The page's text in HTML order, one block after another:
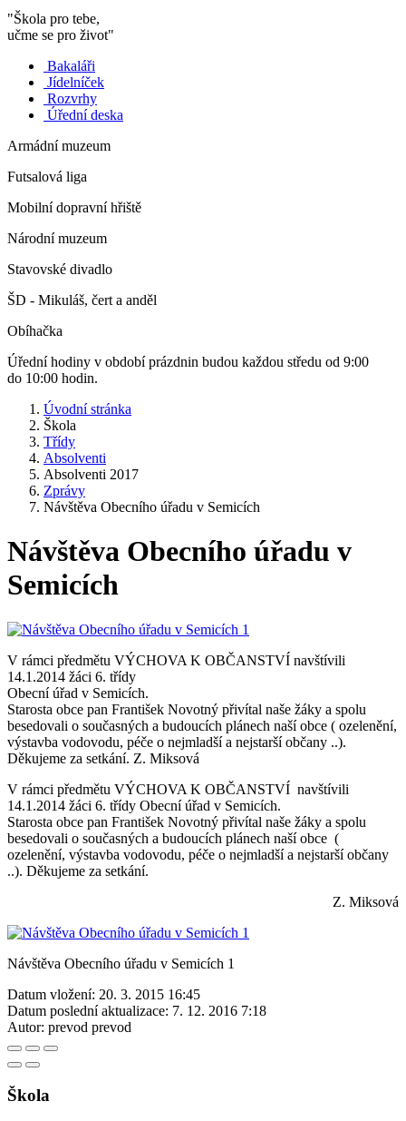
"Škola pro tebe,
učme se pro život"
Bakaláři
Jídelníček
Rozvrhy
Úřední deska
Armádní muzeum
Futsalová liga
Mobilní dopravní hřiště
Národní muzeum
Stavovské divadlo
ŠD - Mikuláš, čert a anděl
Obíhačka
Úřední hodiny v období prázdnin budou každou středu od 9:00
do 10:00 hodin.
Úvodní stránka
Škola
Třídy
Absolventi
Absolventi 2017
Zprávy
Návštěva Obecního úřadu v Semicích
Návštěva Obecního úřadu v
Semicích
V rámci předmětu VÝCHOVA K OBČANSTVÍ navštívili
14.1.2014 žáci 6. třídy
Obecní úřad v Semicích.
Starosta obce pan František Novotný přivítal naše žáky a spolu
besedovali o současných a budoucích plánech naší obce ( ozelenění,
výstavba vodovodu, péče o nejmladší a nejstarší občany ..).
Děkujeme za setkání. Z. Miksová
V rámci předmětu VÝCHOVA K OBČANSTVÍ navštívili
14.1.2014 žáci 6. třídy Obecní úřad v Semicích.
Starosta obce pan František Novotný přivítal naše žáky a spolu
besedovali o současných a budoucích plánech naší obce (
ozelenění, výstavba vodovodu, péče o nejmladší a nejstarší občany
..). Děkujeme za setkání.
Z. Miksová
Návštěva Obecního úřadu v Semicích 1
Datum vložení: 20. 3. 2015 16:45
Datum poslední aktualizace: 7. 12. 2016 7:18
Autor: prevod prevod
Škola